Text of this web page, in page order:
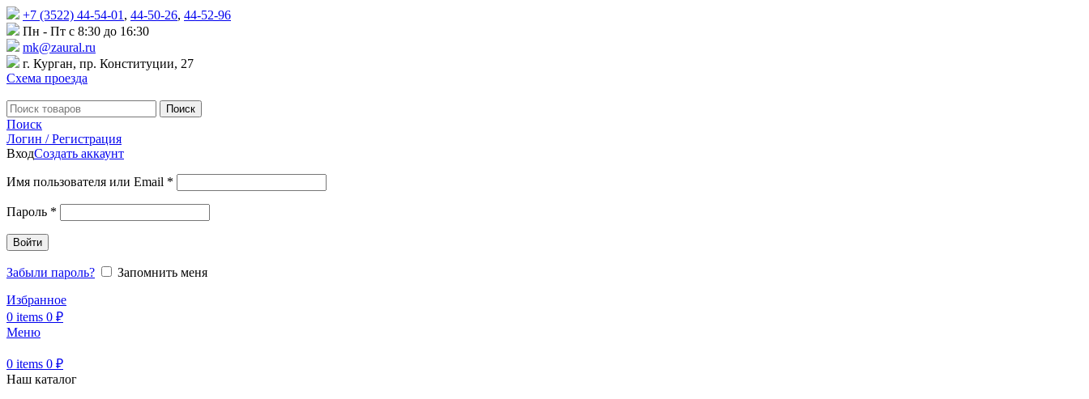
+7 (3522) 44-54-01 , 44-50-26, 44-52-96
Пн - Пт с 8:30 до 16:30
mk@zaural.ru
г. Курган, пр. Конституции, 27
Схема проезда
Поиск
Поиск
Логин / Регистрация
ВходСоздать аккаунт
Имя пользователя или Email *
Пароль *
Войти
Забыли пароль?
Запомнить меня
Избранное
0 items 0 ₽
Меню
0 items 0 ₽
Наш каталог